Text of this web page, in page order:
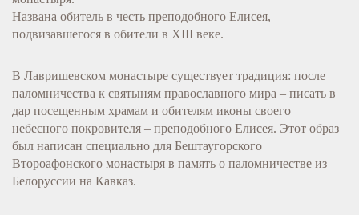
Названа обитель в честь преподобного Елисея,
подвизавшегося в обители в XIII веке.
В Лавришевском монастыре существует традиция: после
паломничества к святыням православного мира – писать в
дар посещенным храмам и обителям иконы своего
небесного покровителя – преподобного Елисея. Этот образ
был написан специально для Бештаугорского
Второафонского монастыря в память о паломничестве из
Белоруссии на Кавказ.